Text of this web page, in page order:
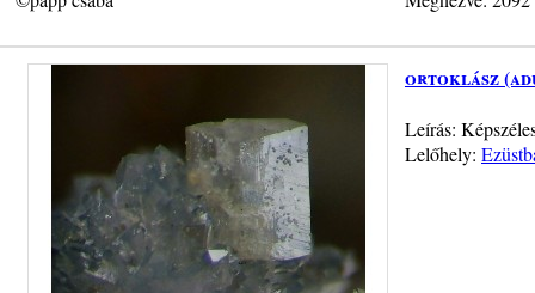
ortoklász
Leírás:
Lelőhely: